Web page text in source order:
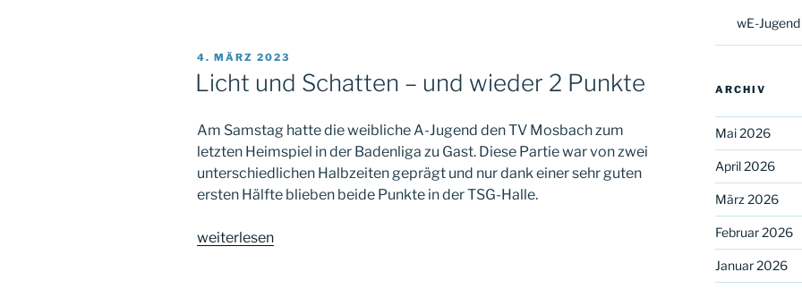
VERÖFFENTLICHT
AM
4. MÄRZ 2023
Licht und Schatten – und wieder 2 Punkte
Am Samstag hatte die weibliche A-Jugend den TV Mosbach zum
letzten Heimspiel in der Badenliga zu Gast. Diese Partie war von zwei
unterschiedlichen Halbzeiten geprägt und nur dank einer sehr guten
ersten Hälfte blieben beide Punkte in der TSG-Halle.
„Licht
weiterlesen
wE-Jugend
ARCHIV
Mai 2026
April 2026
März 2026
Februar 2026
Januar 2026